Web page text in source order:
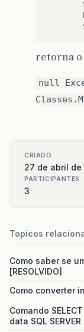
retorna
null
CRIADO
27 de abril de
PARTICIPANTES
3
Topicos
Como saber se
[RESOLVIDO]
Como converter
Comando
data SQL SERVER